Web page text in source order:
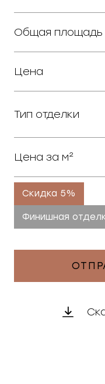
Общая площадь
Цена
Тип отделки
Цена за м²
Скидка 5%
Финишная